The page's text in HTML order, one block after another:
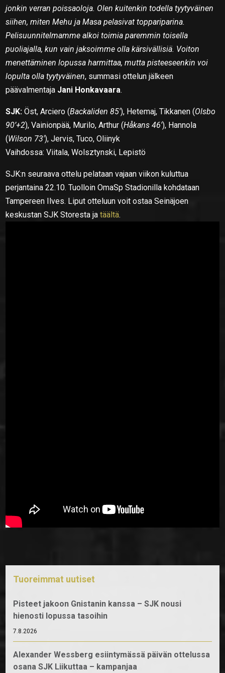
jonkin verran poissaoloja. Olen kuitenkin todella tyytyväinen
siihen, miten Mehu ja Masa pelasivat toppariparina.
Pelisuunnitelmamme alkoi toimia paremmin toisella
puoliajalla, kun vain jaksoimme olla kärsivällisiä. Voiton
menettäminen lopussa harmittaa, mutta pisteeseenkin voi
lopulta olla tyytyväinen, summasi ottelun jälkeen
päävalmentaja Jani Honkavaara.
SJK: Öst, Arciero (Backaliden 85′), Hetemaj, Tikkanen (Olsbo
90’+2), Vainionpää, Murilo, Arthur (Håkans 46′), Hannola
(Wilson 73′), Jervis, Tuco, Oliinyk
Vaihdossa: Viitala, Wolsztynski, Lepistö
SJK:n seuraava ottelu pelataan vajaan viikon kuluttua
perjantaina 22.10. Tuolloin OmaSp Stadionilla kohdataan
Tampereen Ilves. Liput otteluun voit ostaa Seinäjoen
keskustan SJK Storesta jatäältä.
Tuoreimmat uutiset
Pisteet jakoon Gnistanin kanssa – SJK nousi
hienosti lopussa tasoihin
7.8.2026
Alexander Wessberg esiintymässä päivän ottelussa
osana SJK Liikuttaa – kampanjaa